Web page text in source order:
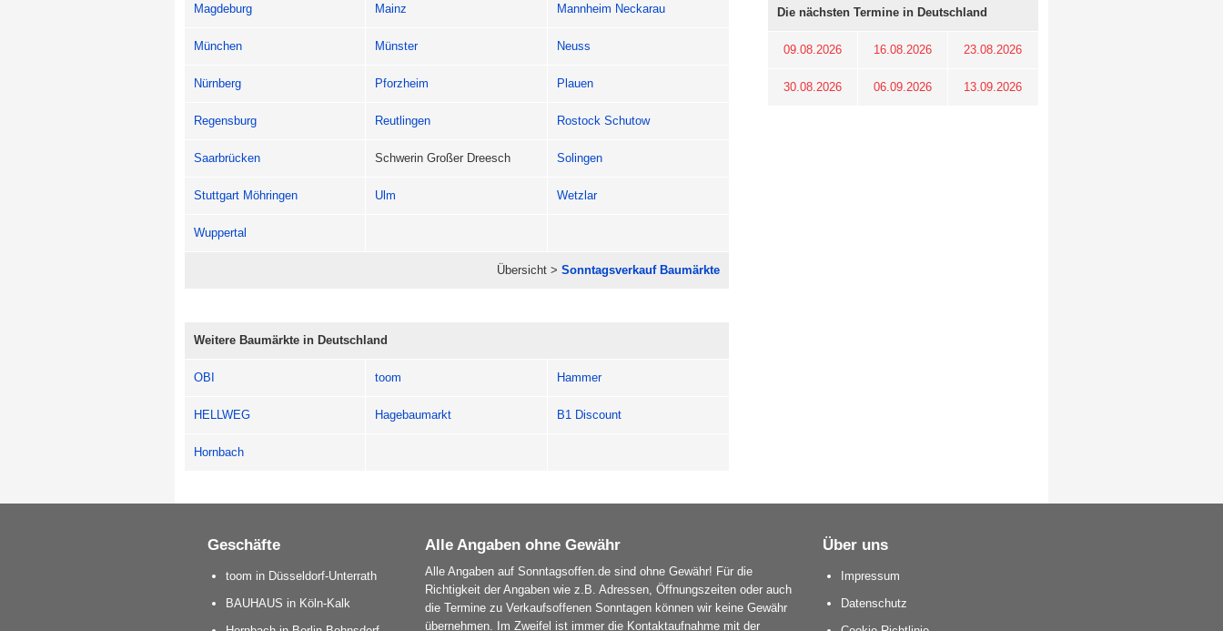
Magdeburg Mainz Mannheim Neckarau
München Münster Neuss
Nürnberg Pforzheim Plauen
Regensburg Reutlingen Rostock Schutow
Saarbrücken Schwerin Großer Dreesch Solingen
Stuttgart Möhringen Ulm Wetzlar
Wuppertal
Übersicht > Sonntagsverkauf Baumärkte
Weitere Baumärkte in Deutschland
OBI toom Hammer
HELLWEG Hagebaumarkt B1 Discount
Hornbach
Die nächsten Termine in Deutschland
09.08.2026 16.08.2026 23.08.2026
30.08.2026 06.09.2026 13.09.2026
Geschäfte
toom in Düsseldorf-Unterrath
BAUHAUS in Köln-Kalk
Alle Angaben ohne Gewähr
Alle Angaben auf Sonntagsoffen.de sind ohne Gewähr! Für die
Richtigkeit der Angaben wie z.B. Adressen, Öffnungszeiten oder auch
die Termine zu Verkaufsoffenen Sonntagen können wir keine Gewähr
übernehmen. Im Zweifel ist immer die Kontaktaufnahme mit der
Über uns
Impressum
Datenschutz